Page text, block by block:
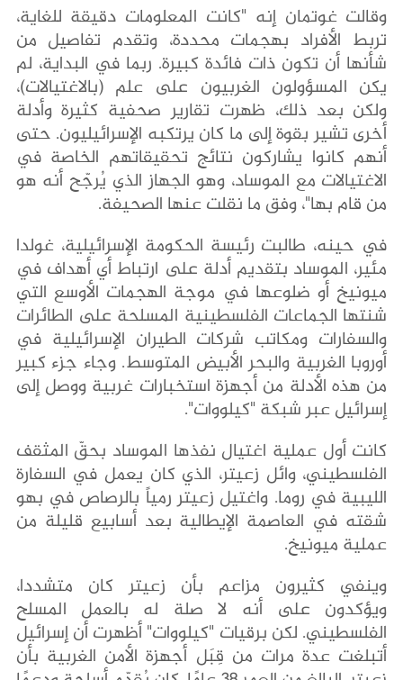
وقالت غوتمان إنه "كانت المعلومات دقيقة للغاية،
تربط الأفراد بهجمات محددة، وتقدم تفاصيل من
شأنها أن تكون ذات فائدة كبيرة. ربما في البداية، لم
يكن المسؤولون الغربيون على علم (بالاغتيالات)،
ولكن بعد ذلك، ظهرت تقارير صحفية كثيرة وأدلة
أخرى تشير بقوة إلى ما كان يرتكبه الإسرائيليون. حتى
أنهم كانوا يشاركون نتائج تحقيقاتهم الخاصة في
الاغتيالات مع الموساد، وهو الجهاز الذي يُرجّح أنه هو
من قام بها"، وفق ما نقلت عنها الصحيفة.
في حينه، طالبت رئيسة الحكومة الإسرائيلية، غولدا
مئير، الموساد بتقديم أدلة على ارتباط أي أهداف في
ميونيخ أو ضلوعها في موجة الهجمات الأوسع التي
شنتها الجماعات الفلسطينية المسلحة على الطائرات
والسفارات ومكاتب شركات الطيران الإسرائيلية في
أوروبا الغربية والبحر الأبيض المتوسط. وجاء جزء كبير
من هذه الأدلة من أجهزة استخبارات غربية ووصل إلى
إسرائيل عبر شبكة "كيلووات".
كانت أول عملية اغتيال نفذها الموساد بحقّ المثقف
الفلسطيني، وائل زعيتر، الذي كان يعمل في السفارة
الليبية في روما. واغتيل زعيتر رمياً بالرصاص في بهو
شقته في العاصمة الإيطالية بعد أسابيع قليلة من
عملية ميونيخ.
وينفي كثيرون مزاعم بأن زعيتر كان متشددا،
ويؤكدون على أنه لا صلة له بالعمل المسلح
الفلسطيني. لكن برقيات "كيلووات" أظهرت أن إسرائيل
أتبلغت عدة مرات من قِبَل أجهزة الأمن الغربية بأن